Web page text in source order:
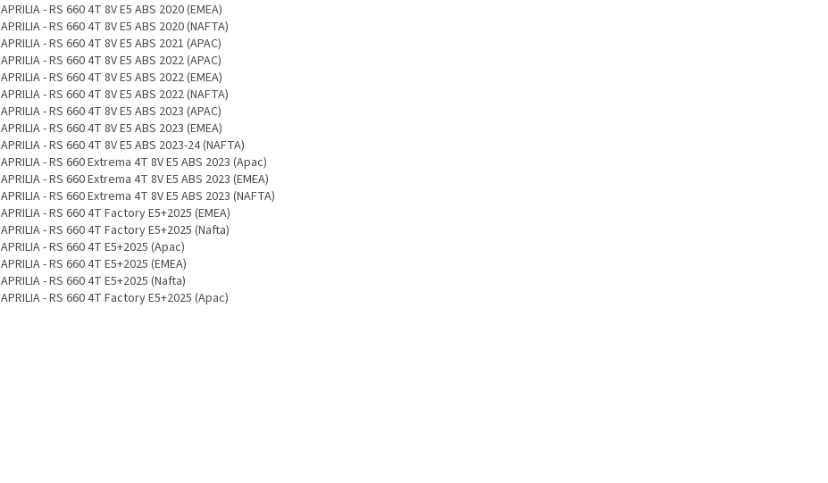
APRILIA - RS 660 4T 8V E5 ABS 2020 (EMEA)
APRILIA - RS 660 4T 8V E5 ABS 2020 (NAFTA)
APRILIA - RS 660 4T 8V E5 ABS 2021 (APAC)
APRILIA - RS 660 4T 8V E5 ABS 2022 (APAC)
APRILIA - RS 660 4T 8V E5 ABS 2022 (EMEA)
APRILIA - RS 660 4T 8V E5 ABS 2022 (NAFTA)
APRILIA - RS 660 4T 8V E5 ABS 2023 (APAC)
APRILIA - RS 660 4T 8V E5 ABS 2023 (EMEA)
APRILIA - RS 660 4T 8V E5 ABS 2023-24 (NAFTA)
APRILIA - RS 660 Extrema 4T 8V E5 ABS 2023 (Apac)
APRILIA - RS 660 Extrema 4T 8V E5 ABS 2023 (EMEA)
APRILIA - RS 660 Extrema 4T 8V E5 ABS 2023 (NAFTA)
APRILIA - RS 660 4T Factory E5+2025 (EMEA)
APRILIA - RS 660 4T Factory E5+2025 (Nafta)
APRILIA - RS 660 4T E5+2025 (Apac)
APRILIA - RS 660 4T E5+2025 (EMEA)
APRILIA - RS 660 4T E5+2025 (Nafta)
APRILIA - RS 660 4T Factory E5+2025 (Apac)